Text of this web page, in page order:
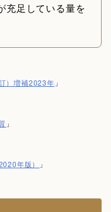
充足している量を
）増補2023年 」
」
年版） 」